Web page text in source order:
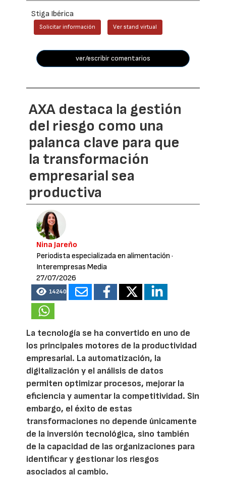
Stiga Ibérica
Solicitar información Ver stand virtual
ver/escribir comentarios
AXA destaca la gestión
del riesgo como una
palanca clave para que
la transformación
empresarial sea
productiva
Nina Jareño
Periodista especializada en alimentación ·
Interempresas Media
27/07/2026
14240
La tecnología se ha convertido en uno de
los principales motores de la productividad
empresarial. La automatización, la
digitalización y el análisis de datos
permiten optimizar procesos, mejorar la
eficiencia y aumentar la competitividad. Sin
embargo, el éxito de estas
transformaciones no depende únicamente
de la inversión tecnológica, sino también
de la capacidad de las organizaciones para
identificar y gestionar los riesgos
asociados al cambio.